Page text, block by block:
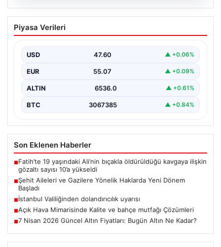
Şehit Aileleri ve Gazilere Yönelik
Haklarda Yeni Dönem Başladı
Komisyonu’nda önemli bir düzenleme kabul edildi. Bu…
Piyasa Verileri
USD 47.60 ▲ +0.06%
EUR 55.07 ▲ +0.09%
ALTIN 6536.0 ▲ +0.61%
BTC 3067385 ▲ +0.84%
Son Eklenen Haberler
■Fatih’te 19 yaşındaki Ali’nin bıçakla öldürüldüğü kavgaya ilişkin
gözaltı sayısı 10’a yükseldi
■Şehit Aileleri ve Gazilere Yönelik Haklarda Yeni Dönem
Başladı
■İstanbul Valiliğinden dolandırıcılık uyarısı
■Açık Hava Mimarisinde Kalite ve bahçe mutfağı Çözümleri
■7 Nisan 2026 Güncel Altın Fiyatları: Bugün Altın Ne Kadar?